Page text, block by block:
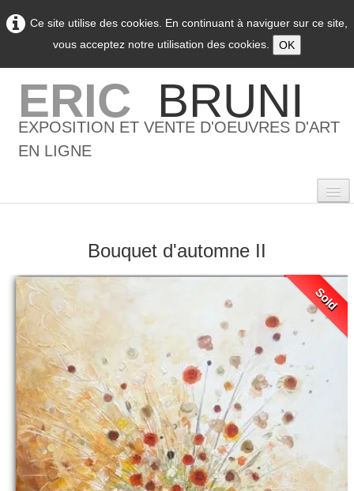
Ce site utilise des cookies. En continuant à naviguer sur ce site,
vous acceptez notre utilisation des cookies.
OK
ERIC BRUNI
EXPOSITION ET VENTE D'OEUVRES D'ART
EN LIGNE
Accueil
L'artiste
Galeries▼
Vente ▼
Boutique
Contact
Bouquet d'automne II
Sold